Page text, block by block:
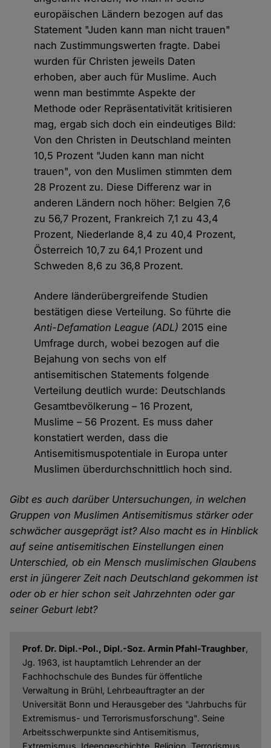
europäischen Ländern bezogen auf das
Statement "Juden kann man nicht trauen"
nach Zustimmungswerten fragte. Dabei
wurden für Christen jeweils Daten
erhoben, aber auch für Muslime. Auch
wenn man bestimmte Aspekte der
Methode oder Repräsentativität kritisieren
mag, ergab sich doch ein eindeutiges Bild:
Von den Christen in Deutschland meinten
10,5 Prozent "Juden kann man nicht
trauen", von den Muslimen stimmten dem
28 Prozent zu. Diese Differenz war in
anderen Ländern noch höher: Belgien 7,6
zu 56,7 Prozent, Frankreich 7,1 zu 43,4
Prozent, Niederlande 8,4 zu 40,4 Prozent,
Österreich 10,7 zu 64,1 Prozent und
Schweden 8,6 zu 36,8 Prozent.
Andere länderübergreifende Studien
bestätigen diese Verteilung. So führte die
Anti-Defamation League (ADL) 2015 eine
Umfrage durch, wobei bezogen auf die
Bejahung von sechs von elf
antisemitischen Statements folgende
Verteilung deutlich wurde: Deutschlands
Gesamtbevölkerung – 16 Prozent,
Muslime – 56 Prozent. Es muss daher
konstatiert werden, dass die
Antisemitismuspotentiale in Europa unter
Muslimen überdurchschnittlich hoch sind.
Gibt es auch darüber Untersuchungen, in welchen
Gruppen von Muslimen Antisemitismus stärker oder
schwächer ausgeprägt ist? Also macht es in Hinblick
auf seine antisemitischen Einstellungen einen
Unterschied, ob ein Mensch muslimischen Glaubens
erst in jüngerer Zeit nach Deutschland gekommen ist
oder ob er hier schon seit Jahrzehnten oder gar
seiner Geburt lebt?
Prof. Dr. Dipl.-Pol., Dipl.-Soz. Armin Pfahl-Traughber,
Jg. 1963, ist hauptamtlich Lehrender an der
Fachhochschule des Bundes für öffentliche
Verwaltung in Brühl, Lehrbeauftragter an der
Universität Bonn und Herausgeber des "Jahrbuchs für
Extremismus- und Terrorismusforschung". Seine
Arbeitsschwerpunkte sind Antisemitismus,
Extremismus, Ideengeschichte, Religion, Terrorismus